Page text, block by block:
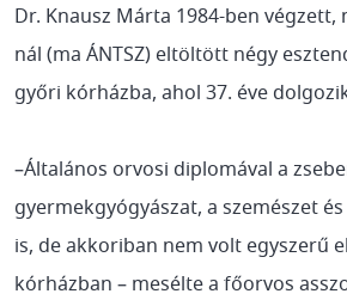
Dr. Knausz Márta 1984-ben végzett,
nál (ma ÁNTSZ) eltöltött négy
győri kórházba, ahol 37. éve
–Általános orvosi diplomával a
gyermekgyógyászat, a szemészet
is, de akkoriban nem volt egyszerű
kórházban – mesélte a főorvos